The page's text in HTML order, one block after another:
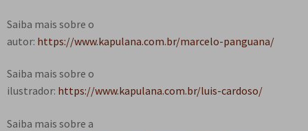
Saiba mais sobre o
autor: https://www.kapulana.com.br/marcelo-panguana/
Saiba mais sobre o
ilustrador: https://www.kapulana.com.br/luis-cardoso/
Saiba mais sobre a